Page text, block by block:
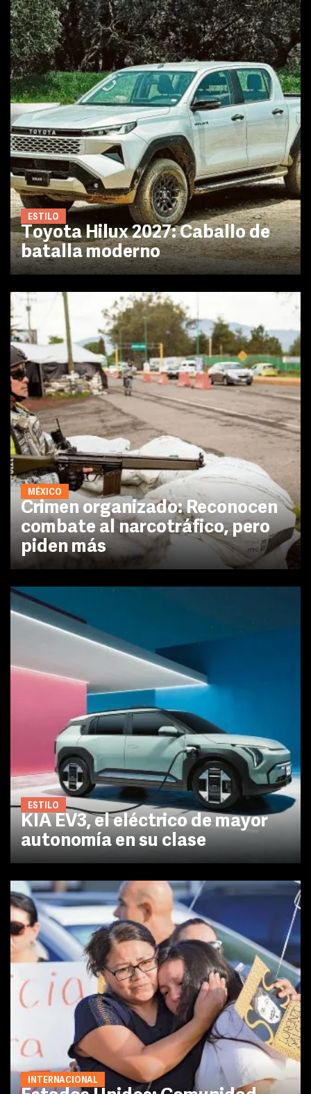
ESTILO
Toyota Hilux 2027: Caballo de
batalla moderno
MÉXICO
Crimen organizado: Reconocen
combate al narcotráfico, pero
piden más
ESTILO
KIA EV3, el eléctrico de mayor
autonomía en su clase
INTERNACIONAL